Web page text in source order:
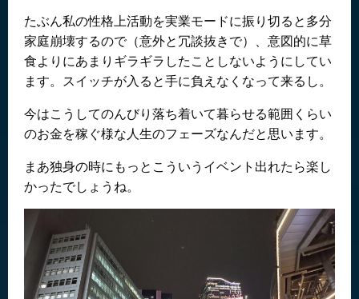
たぶん私の性格上活動を実業モードに振り切ると多分
家庭崩壊するので（意外と冗談抜きで）、意図的に草
食よりにあまりギラギラしたことしないようにしてい
ます。スイッチが入ると手に負えなくなって来るし。
今はこうしてのんびり落ち着いて暮らせる範囲くらい
のお金を稼ぐ様な人生のフェーズなんだと思います。
まあ独身の時にもっとこういうイベント出れたら楽し
かったでしょうね。